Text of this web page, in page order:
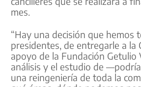
mes.
“Hay una decisión que hemos
presidentes, de entregarle a la
apoyo de la Fundación Getulio
análisis y el estudio de
una reingeniería de toda la